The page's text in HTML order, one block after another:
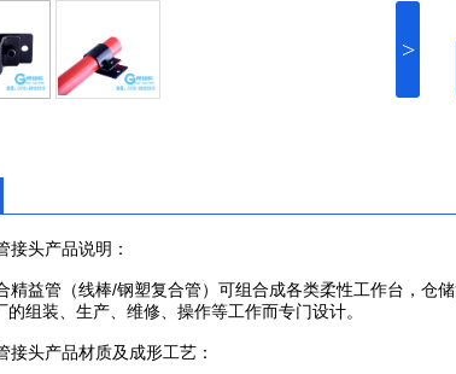
>
头产品说明：
益管（线棒/钢塑复合管）可组合成各类柔性工作台，仓
的组装、生产、维修、操作等工作而专门设计。
头产品材质及成形工艺：